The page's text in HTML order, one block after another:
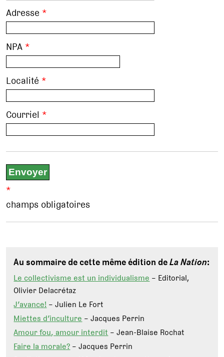
Adresse *
NPA *
Localité *
Courriel *
*
champs obligatoires
Au sommaire de cette même édition deLa Nation:
Le collectivisme est un individualisme– Editorial,
Olivier Delacrétaz
J’avance!– Julien Le Fort
Miettes d’inculture– Jacques Perrin
Amour fou, amour interdit– Jean-Blaise Rochat
Faire la morale?– Jacques Perrin